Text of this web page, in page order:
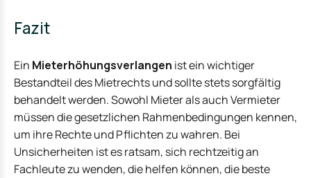
Fazit
Ein Mieterhöhungsverlangen ist ein wichtiger
Bestandteil des Mietrechts und sollte stets sorgfältig
behandelt werden. Sowohl Mieter als auch Vermieter
müssen die gesetzlichen Rahmenbedingungen kennen,
um ihre Rechte und Pflichten zu wahren. Bei
Unsicherheiten ist es ratsam, sich rechtzeitig an
Fachleute zu wenden, die helfen können, die beste